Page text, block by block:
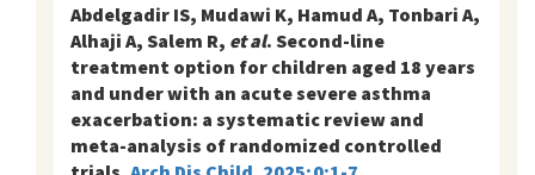
Abdelgadir IS, Mudawi K, Hamud A, Tonbari A,
Alhaji A, Salem R, et al. Second-line
treatment option for children aged 18 years
and under with an acute severe asthma
exacerbation: a systematic review and
meta-analysis of randomized controlled